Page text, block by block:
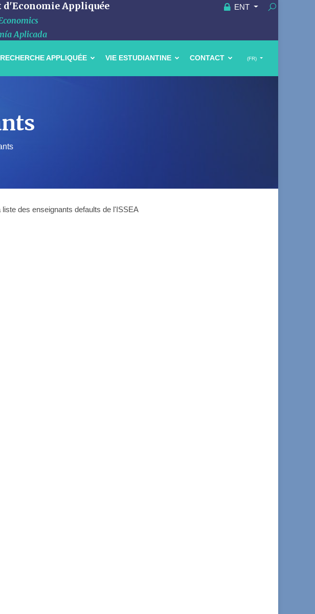
Appliquée
Aplicada
ENT
(FR)
RECHERCHE APPLIQUÉE VIE ESTUDIANTINE CONTACT
liste des enseignants defaults de l'ISSEA